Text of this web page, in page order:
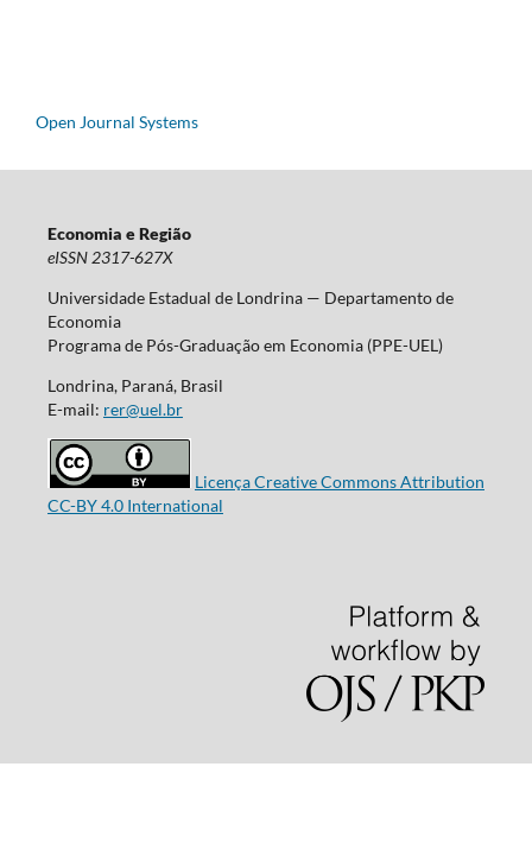
Open Journal Systems
Economia e Região
eISSN 2317-627X
Universidade Estadual de Londrina — Departamento de
Economia
Programa de Pós-Graduação em Economia (PPE-UEL)
Londrina, Paraná, Brasil
E-mail: rer@uel.br
Licença Creative Commons Attribution
CC-BY 4.0 International